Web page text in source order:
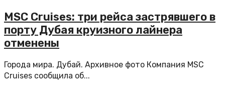
MSC Cruises: три рейса застрявшего в
порту Дубая круизного лайнера
отменены
Города мира. Дубай. Архивное фото Компания MSC
Cruises сообщила об...